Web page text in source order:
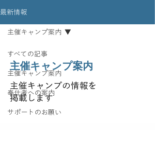
最新情報
すべての記事
主催キャンプ案内
奉仕者への案内
サポートのお願い
主催キャンプ案内
主催キャンプ案内
主催キャンプの情報を
掲載します